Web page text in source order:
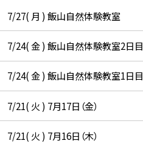
7/27( 月 ) 飯山自然体験教室
7/24( 金 ) 飯山自然体験教室2日目
7/24( 金 ) 飯山自然体験教室1日目
7/21( 火 ) 7月17日（金）
7/21( 火 ) 7月16日（木）